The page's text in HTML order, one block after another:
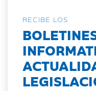
RECIBE LOS